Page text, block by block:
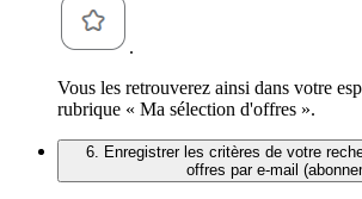
.
Vous les retrouverez ainsi dans votre
rubrique « Ma sélection d'offres ».
6. Enregistrer les critères de votre
offres par e-mail